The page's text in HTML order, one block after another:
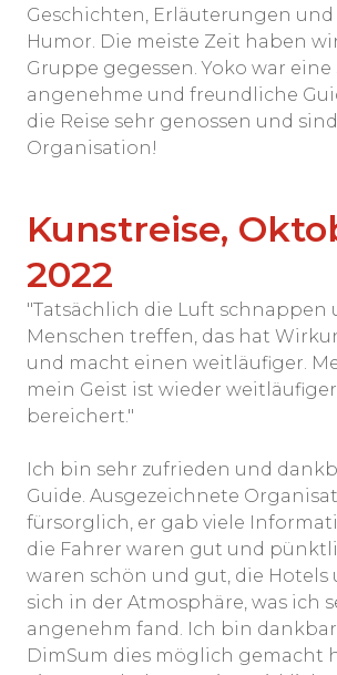
Geschichten, Erläuterungen und
Humor. Die meiste Zeit haben
Gruppe gegessen. Yoko war eine
angenehme und freundliche
die Reise sehr genossen und
Organisation!
Kunstreise,
2022
"Tatsächlich die Luft schnappen
Menschen treffen, das hat
und macht einen weitläufiger.
mein Geist ist wieder
bereichert."
Ich bin sehr zufrieden und
Guide. Ausgezeichnete
fürsorglich, er gab viele
die Fahrer waren gut und
waren schön und gut, die Hotels
sich in der Atmosphäre, was ich
angenehm fand. Ich bin
DimSum dies möglich gemacht